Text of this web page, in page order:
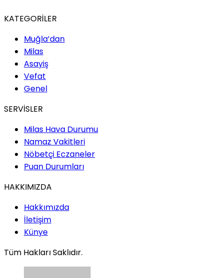
KATEGORİLER
Muğla’dan
Milas
Asayiş
Vefat
Genel
SERVİSLER
Milas Hava Durumu
Namaz Vakitleri
Nöbetçi Eczaneler
Puan Durumları
HAKKIMIZDA
Hakkımızda
İletişim
Künye
Tüm Hakları Saklıdır.